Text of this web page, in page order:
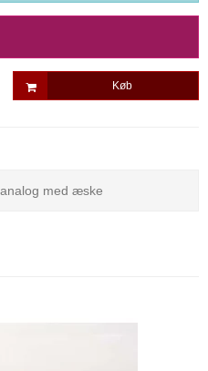
Køb
med æske